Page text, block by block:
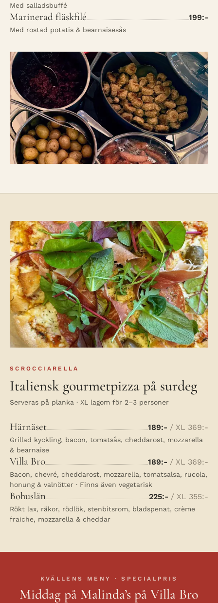
Med salladsbuffé
Marinerad fläskfilé 199:-
Med rostad potatis & bearnaisesås
SCROCCIARELLA
Italiensk gourmetpizza på surdeg
Serveras på planka · XL lagom för 2–3 personer
Härnäset 189:- / XL 369:-
Grillad kyckling, bacon, tomatsås, cheddarost, mozzarella
& bearnaise
Villa Bro 189:- / XL 369:-
Bacon, chevré, cheddarost, mozzarella, tomatsalsa, rucola,
honung & valnötter · Finns även vegetarisk
Bohuslän 225:- / XL 355:-
Rökt lax, räkor, rödlök, stenbitsrom, bladspenat, crème
fraiche, mozzarella & cheddar
KVÄLLENS MENY · SPECIALPRIS
Middag på Malinda’s på Villa Bro